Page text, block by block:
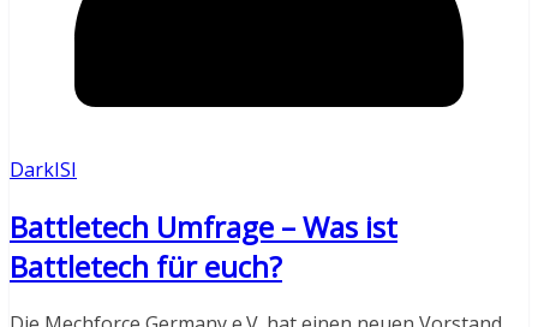
DarkISI
Battletech Umfrage – Was ist
Battletech für euch?